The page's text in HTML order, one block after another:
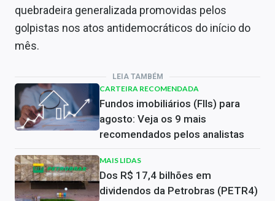
quebradeira generalizada promovidas pelos
golpistas nos atos antidemocráticos do início do
mês.
LEIA TAMBÉM
CARTEIRA RECOMENDADA
Fundos imobiliários (FIIs) para
agosto: Veja os 9 mais
recomendados pelos analistas
MAIS LIDAS
Dos R$ 17,4 bilhões em
dividendos da Petrobras (PETR4)